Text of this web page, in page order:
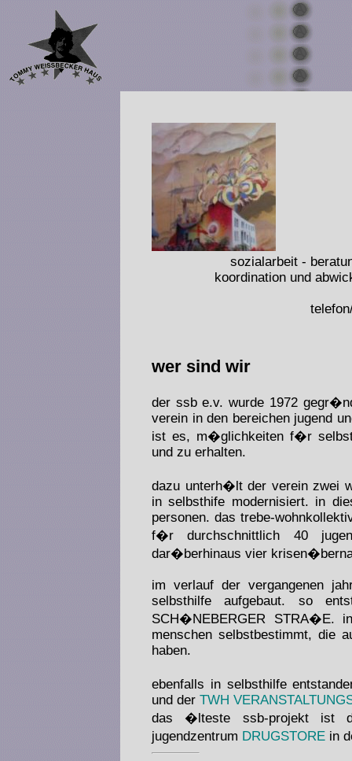
sozialarbeit -
koordination und
wer sind wir
der ssb e.v. wurde 1972
verein in den bereichen jugend
ist es, m�glichkeiten f�r
und zu erhalten.
dazu unterh�lt der verein zwei
in selbsthife modernisiert. in
personen. das trebe-
f�r durchschnittlich 40
dar�berhinaus vier
im verlauf der vergangenen
selbsthilfe aufgebaut. so
SCH�NEBERGER STRA�E.
menschen selbstbestimmt, die
haben.
ebenfalls in selbsthilfe
und der TWH
das �lteste ssb-projekt ist
jugendzentrum DRUGSTORE in